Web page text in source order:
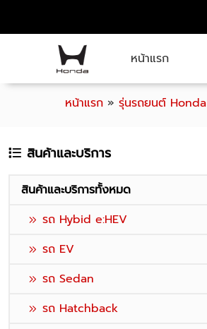
หน้าแรก
หน้าแรก » รุ่นรถยนต์ Honda
สินค้าและบริการ
สินค้าและบริการทั้งหมด
รถ Hybid e:HEV
รถ EV
รถ Sedan
รถ Hatchback